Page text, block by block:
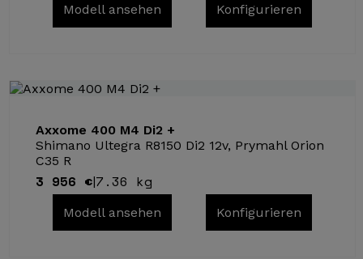
Modell ansehen Konfigurieren
Axxome 400 M4 Di2 +
Shimano Ultegra R8150 Di2 12v, Prymahl Orion
C35 R
3 956 €|7.36 kg
Modell ansehen Konfigurieren